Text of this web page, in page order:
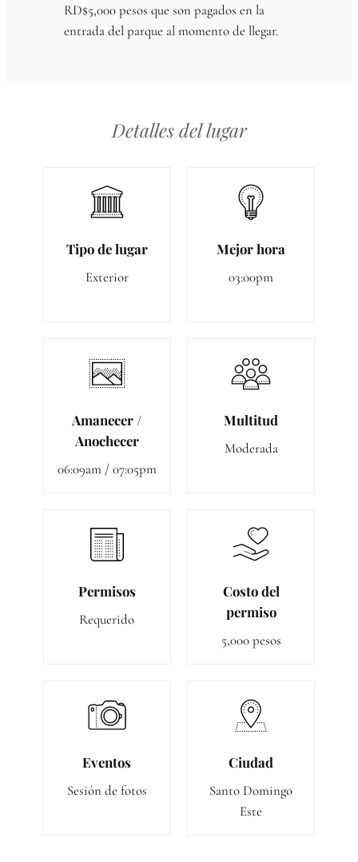
RD$5,000 pesos que son pagados en la
entrada del parque al momento de llegar.
Detalles del lugar
Tipo de lugar
Exterior
Mejor hora
03:00pm
Amanecer /
Anochecer
06:09am / 07:05pm
Multitud
Moderada
Permisos
Requerido
Costo del
permiso
5,000 pesos
Eventos
Sesión de fotos
Ciudad
Santo Domingo
Este